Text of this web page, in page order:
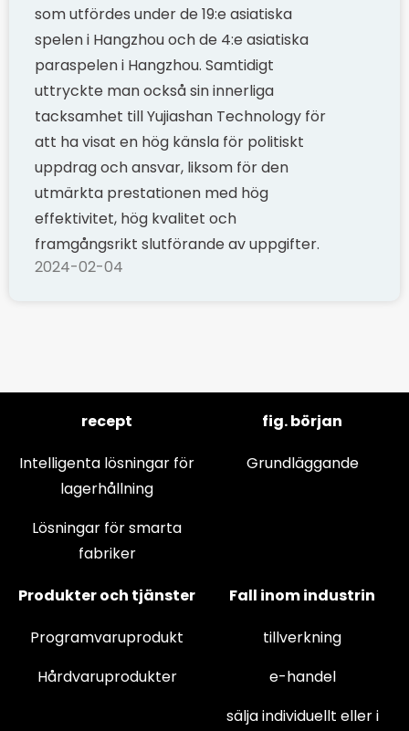
som utfördes under de 19:e asiatiska
spelen i Hangzhou och de 4:e asiatiska
paraspelen i Hangzhou. Samtidigt
uttryckte man också sin innerliga
tacksamhet till Yujiashan Technology för
att ha visat en hög känsla för politiskt
uppdrag och ansvar, liksom för den
utmärkta prestationen med hög
effektivitet, hög kvalitet och
framgångsrikt slutförande av uppgifter.
2024-02-04
recept
Intelligenta lösningar för
lagerhållning
Lösningar för smarta
fabriker
fig. början
Grundläggande
Produkter och tjänster
Programvaruprodukt
Hårdvaruprodukter
Fall inom industrin
tillverkning
e-handel
sälja individuellt eller i